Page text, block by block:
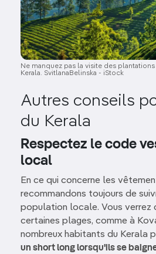
Ne manquez pas la visite des
Kerala. SvitlanaBelinska - iStock
Autres conseils
du Kerala
Respectez le code
local
En ce qui concerne les
recommandons toujours de
population locale. Vous verrez
certaines plages, comme à
nombreux habitants du Kerala
un short long lorsqu'ils se